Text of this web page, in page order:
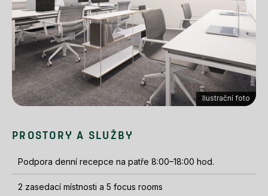
Ilustrační foto
PROSTORY A SLUŽBY
Podpora denní recepce na patře 8:00–18:00 hod.
2 zasedací místnosti a 5 focus rooms